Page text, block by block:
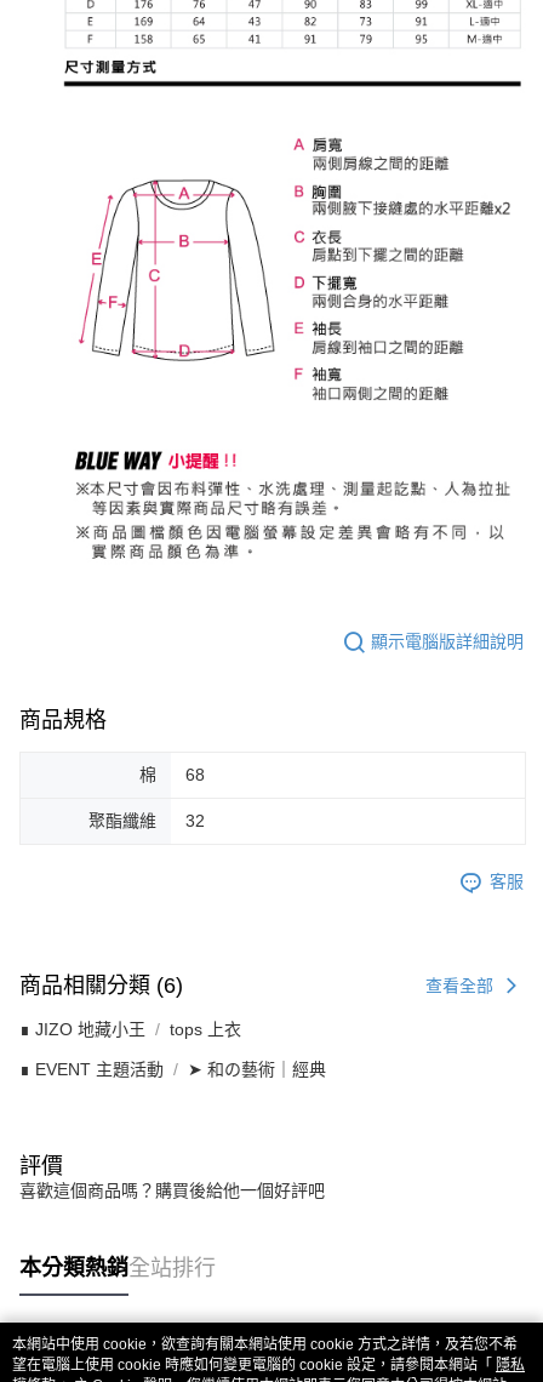
顯示電腦版詳細說明
商品規格
棉 68
聚酯纖維 32
客服
商品相關分類 (6) 查看全部
∎ JIZO 地藏小王 tops 上衣
∎ EVENT 主題活動 ➤ 和の藝術｜經典
評價
喜歡這個商品嗎？購買後給他一個好評吧
本分類熱銷全站排行
熱門標籤
本網站中使用 cookie，欲查詢有關本網站使用 cookie 方式之詳情，及若您不希
望在電腦上使用 cookie 時應如何變更電腦的 cookie 設定，請參閱本網站「 隱私